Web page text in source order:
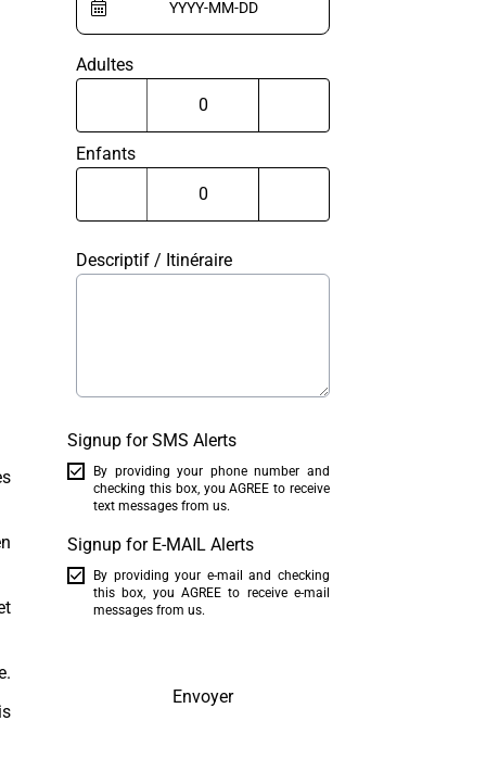
Adultes
Enfants
Descriptif / Itinéraire
Signup for SMS Alerts
By providing your phone number and
checking this box, you AGREE to receive
text messages from us.
Signup for E-MAIL Alerts
By providing your e-mail and checking
this box, you AGREE to receive e-mail
messages from us.
Envoyer